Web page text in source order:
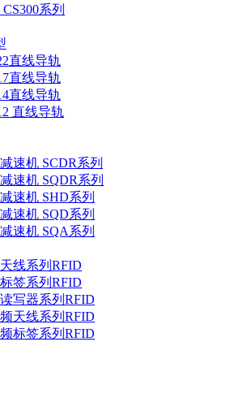
系列
直线导轨
直线导轨
直线导轨
直线导轨
速机 SCDR系列
速机 SQDR系列
速机 SHD系列
速机 SQD系列
速机 SQA系列
线系列RFID
签系列RFID
写器系列RFID
天线系列RFID
标签系列RFID